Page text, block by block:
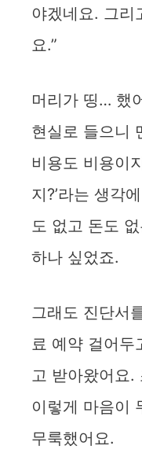
야겠네요. 그리
요.”
머리가 띵… 했
현실로 들으니
비용도 비용이
지?’라는 생각
도 없고 돈도
하나 싶었죠.
그래도 진단서
료 예약 걸어두
고 받아왔어요.
이렇게 마음이
무룩했어요.